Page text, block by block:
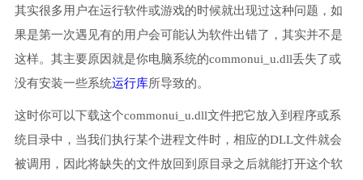
其实很多用户在运行软件或游戏的时候就出现过这种问题，如
果是第一次遇见有的用户会可能认为软件出错了，其实并不是
这样。其主要原因就是你电脑系统的commonui_u.dll丢失了或
没有安装一些系统运行库所导致的。
这时你可以下载这个commonui_u.dll文件把它放入到程序或系
统目录中，当我们执行某个进程文件时，相应的DLL文件就会
被调用，因此将缺失的文件放回到原目录之后就能打开这个软